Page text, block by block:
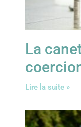
La
Lire la suite »